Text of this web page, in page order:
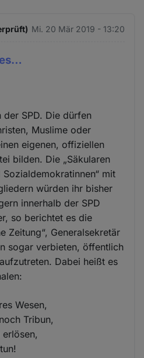
Mi. 20 Mär 2019 - 13:20
SPD. Die dürfen
Muslime oder
eigenen, offiziellen
bilden. Die „Säkularen
mit
würden ihr bisher
innerhalb der SPD
so berichtet es die
Zeitung“, Generalsekretär
sogar verbieten, öffentlich
Dabei heißt es
Wesen,
Tribun,